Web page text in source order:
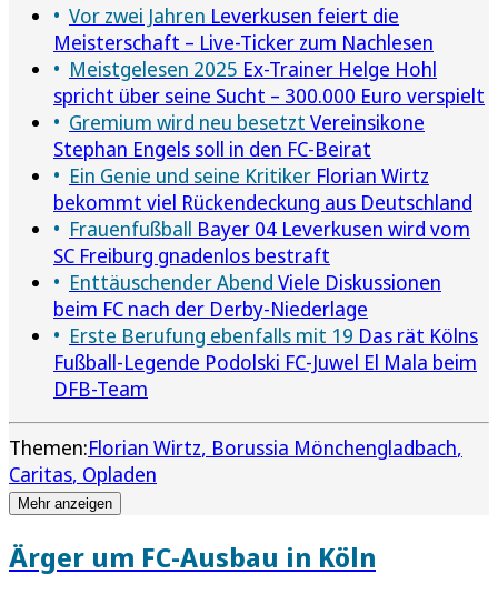
Vor zwei Jahren Leverkusen feiert die
Meisterschaft – Live-Ticker zum Nachlesen
Meistgelesen 2025 Ex-Trainer Helge Hohl
spricht über seine Sucht – 300.000 Euro verspielt
Gremium wird neu besetzt Vereinsikone
Stephan Engels soll in den FC-Beirat
Ein Genie und seine Kritiker Florian Wirtz
bekommt viel Rückendeckung aus Deutschland
Frauenfußball Bayer 04 Leverkusen wird vom
SC Freiburg gnadenlos bestraft
Enttäuschender Abend Viele Diskussionen
beim FC nach der Derby-Niederlage
Erste Berufung ebenfalls mit 19 Das rät Kölns
Fußball-Legende Podolski FC-Juwel El Mala beim
DFB-Team
Themen:Florian Wirtz Borussia Mönchengladbach
Caritas Opladen
Mehr anzeigen
Ärger um FC-Ausbau in Köln